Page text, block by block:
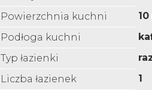
Powierzchnia kuchni
Podłoga kuchni
Typ łazienki
Liczba łazienek
1